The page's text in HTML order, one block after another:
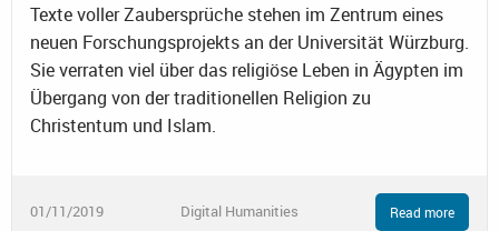
Texte voller Zaubersprüche stehen im Zentrum eines
neuen Forschungsprojekts an der Universität Würzburg.
Sie verraten viel über das religiöse Leben in Ägypten im
Übergang von der traditionellen Religion zu
Christentum und Islam.
01/11/2019 Digital Humanities Read more